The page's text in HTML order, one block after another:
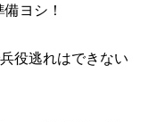
ヨシ！
役逃れはできない